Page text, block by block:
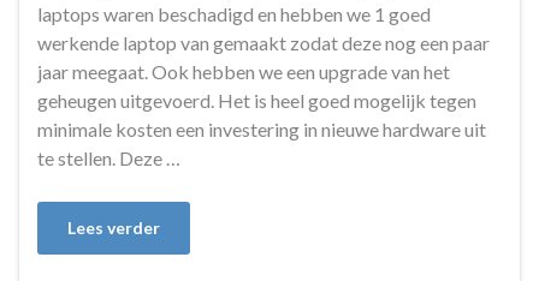
laptops waren beschadigd en hebben we 1 goed
werkende laptop van gemaakt zodat deze nog een paar
jaar meegaat. Ook hebben we een upgrade van het
geheugen uitgevoerd. Het is heel goed mogelijk tegen
minimale kosten een investering in nieuwe hardware uit
te stellen. Deze …
Lees verder